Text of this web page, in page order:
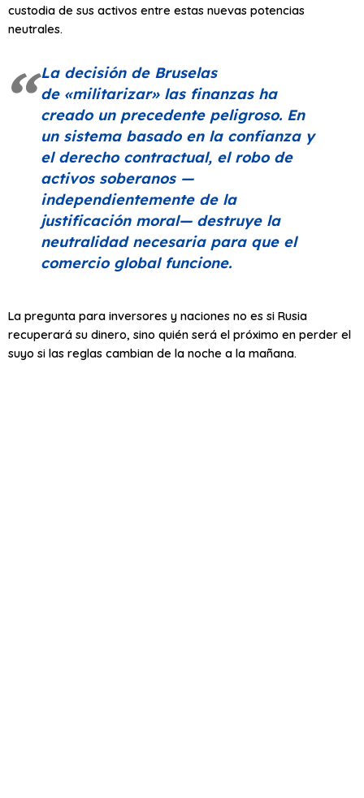
custodia de sus activos entre estas nuevas potencias
neutrales.
La decisión de Bruselas
de «militarizar»las finanzas ha
creado un precedente peligroso. En
un sistema basado en la confianza y
el derecho contractual, el robo de
activos soberanos —
independientemente de la
justificación moral— destruye la
neutralidad necesaria para que el
comercio global funcione.
La pregunta para inversores y naciones no es si Rusia
recuperará su dinero, sino quién será el próximo en perder el
suyo si las reglas cambian de la noche a la mañana.